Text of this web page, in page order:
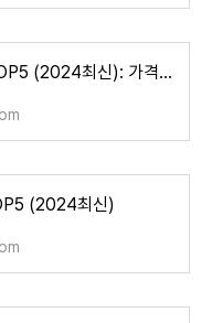
간병인 보험 추천 TOP5 (2024최신): 가격비교 총정리
(2024최신)